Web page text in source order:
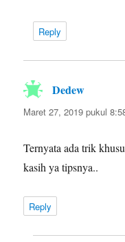
Reply
Dedew
Maret 27, 2019 pukul
Ternyata ada trik
kasih ya tipsnya..
Reply